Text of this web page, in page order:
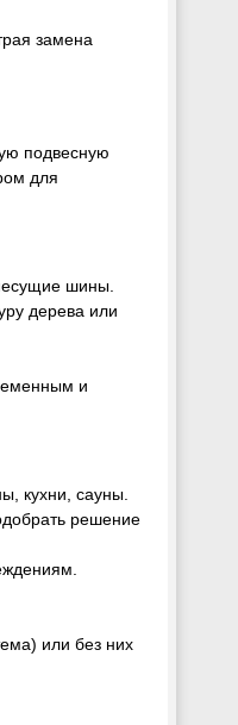
замена
подвесную
для
шины.
дерева или
и
кухни, сауны.
решение
или без них